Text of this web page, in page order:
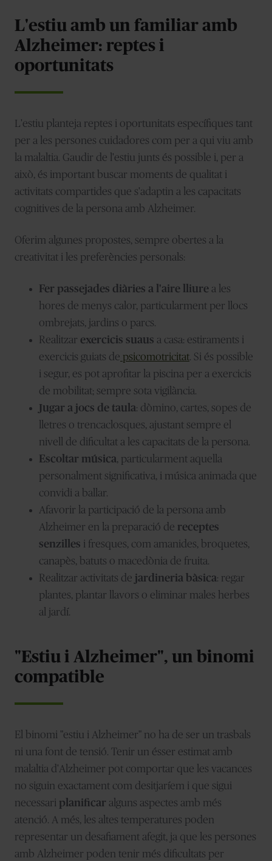
L'estiu amb un familiar amb
Alzheimer: reptes i
oportunitats
L'estiu planteja reptes i oportunitats específiques tant
per a les persones cuidadores com per a qui viu amb
la malaltia. Gaudir de l'estiu junts és possible i, per a
això, és important buscar moments de qualitat i
activitats compartides que s'adaptin a les capacitats
cognitives de la persona amb Alzheimer.
Oferim algunes propostes, sempre obertes a la
creativitat i les preferències personals:
Fer passejades diàries a l'aire lliure a les
hores de menys calor, particularment per llocs
ombrejats, jardins o parcs.
Realitzar exercicis suaus a casa: estiraments i
exercicis guiats de psicomotricitat. Si és possible
i segur, es pot aprofitar la piscina per a exercicis
de mobilitat; sempre sota vigilància.
Jugar a jocs de taula: dòmino, cartes, sopes de
lletres o trencaclosques, ajustant sempre el
nivell de dificultat a les capacitats de la persona.
Escoltar música, particularment aquella
personalment significativa, i música animada que
convidi a ballar.
Afavorir la participació de la persona amb
Alzheimer en la preparació de receptes
senzilles i fresques, com amanides, broquetes,
canapès, batuts o macedònia de fruita.
Realitzar activitats de jardineria bàsica: regar
plantes, plantar llavors o eliminar males herbes
al jardí.
"Estiu i Alzheimer", un binomi
compatible
El binomi "estiu i Alzheimer" no ha de ser un trasbals
ni una font de tensió. Tenir un ésser estimat amb
malaltia d'Alzheimer pot comportar que les vacances
no siguin exactament com desitjaríem i que sigui
necessari planificar alguns aspectes amb més
atenció. A més, les altes temperatures poden
representar un desafiament afegit, ja que les persones
amb Alzheimer poden tenir més dificultats per